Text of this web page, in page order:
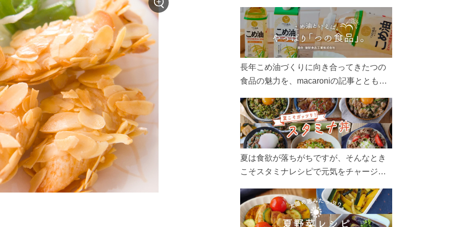
長年こめ油づくりに向き合ってきたつの
食品の魅力を、macaroniの記事とともに
ん、製造現場や品質へのこだわりまで。
こめ油をもっと好きになるコンテンツを
ぜひお楽しみください。
夏は食欲が落ちがちですが、そんなとき
こそスタミナレシピで元気をチャージ！
リ食べて、夏バテを吹き飛ばしましょ
う！